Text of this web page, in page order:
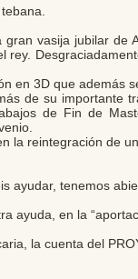
vasija jubilar
rey.
en 3D que además
de su importante
de Fin de
la reintegración de
ayudar, tenemos
ayuda, en la
la cuenta del